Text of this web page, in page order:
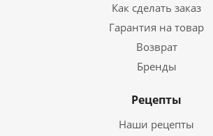
Как сделать заказ
Гарантия на товар
Возврат
Бренды
Рецепты
Наши рецепты